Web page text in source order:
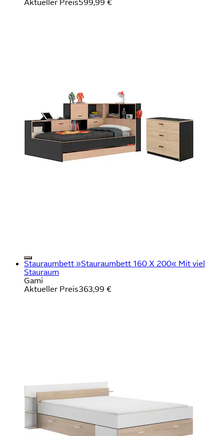
Aktueller Preis599,99 €
Stauraumbett »Stauraumbett 160 X 200« Mit viel
Stauraum
Gami
Aktueller Preis363,99 €